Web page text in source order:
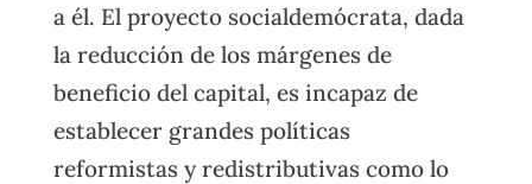
a él. El proyecto socialdemócrata, dada
la reducción de los márgenes de
beneficio del capital, es incapaz de
establecer grandes políticas
reformistas y redistributivas como lo